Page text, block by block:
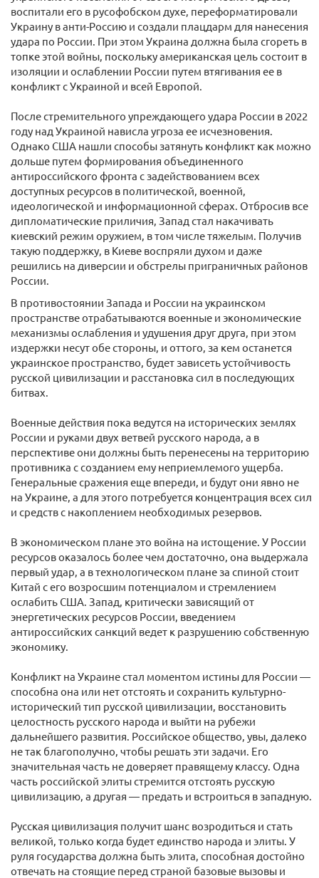
воспитали его в русофобском духе, переформатировали
Украину в анти-Россию и создали плацдарм для нанесения
удара по России. При этом Украина должна была сгореть в
топке этой войны, поскольку американская цель состоит в
изоляции и ослаблении России путем втягивания ее в
конфликт с Украиной и всей Европой.
После стремительного упреждающего удара России в 2022
году над Украиной нависла угроза ее исчезновения.
Однако США нашли способы затянуть конфликт как можно
дольше путем формирования объединенного
антироссийского фронта с задействованием всех
доступных ресурсов в политической, военной,
идеологической и информационной сферах. Отбросив все
дипломатические приличия, Запад стал накачивать
киевский режим оружием, в том числе тяжелым. Получив
такую поддержку, в Киеве воспряли духом и даже
решились на диверсии и обстрелы приграничных районов
России.
В противостоянии Запада и России на украинском
пространстве отрабатываются военные и экономические
механизмы ослабления и удушения друг друга, при этом
издержки несут обе стороны, и оттого, за кем останется
украинское пространство, будет зависеть устойчивость
русской цивилизации и расстановка сил в последующих
битвах.
Военные действия пока ведутся на исторических землях
России и руками двух ветвей русского народа, а в
перспективе они должны быть перенесены на территорию
противника с созданием ему неприемлемого ущерба.
Генеральные сражения еще впереди, и будут они явно не
на Украине, а для этого потребуется концентрация всех сил
и средств с накоплением необходимых резервов.
В экономическом плане это война на истощение. У России
ресурсов оказалось более чем достаточно, она выдержала
первый удар, а в технологическом плане за спиной стоит
Китай с его возросшим потенциалом и стремлением
ослабить США. Запад, критически зависящий от
энергетических ресурсов России, введением
антироссийских санкций ведет к разрушению собственную
экономику.
Конфликт на Украине стал моментом истины для России ―
способна она или нет отстоять и сохранить культурно-
исторический тип русской цивилизации, восстановить
целостность русского народа и выйти на рубежи
дальнейшего развития. Российское общество, увы, далеко
не так благополучно, чтобы решать эти задачи. Его
значительная часть не доверяет правящему классу. Одна
часть российской элиты стремится отстоять русскую
цивилизацию, а другая ― предать и встроиться в западную.
Русская цивилизация получит шанс возродиться и стать
великой, только когда будет единство народа и элиты. У
руля государства должна быть элита, способная достойно
отвечать на стоящие перед страной базовые вызовы и